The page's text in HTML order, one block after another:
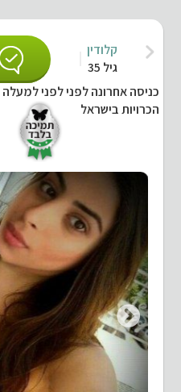
קלודין
גיל 35
כניסה אחרונה לפני לפני למעלה מ 30
הכרויות בישראל